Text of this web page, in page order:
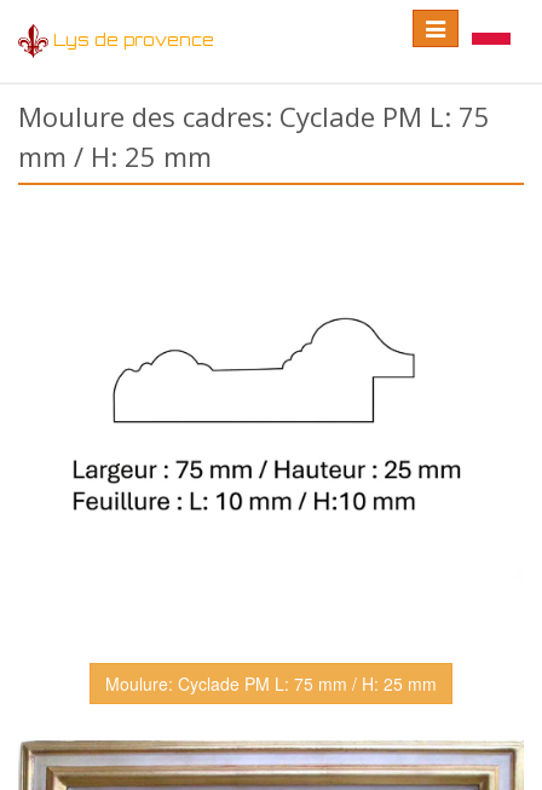
Lys de provence
Toggle
language
Toggle
navigation
Moulure des cadres: Cyclade PM L: 75
mm / H: 25 mm
Moulure: Cyclade PM L: 75 mm / H: 25 mm